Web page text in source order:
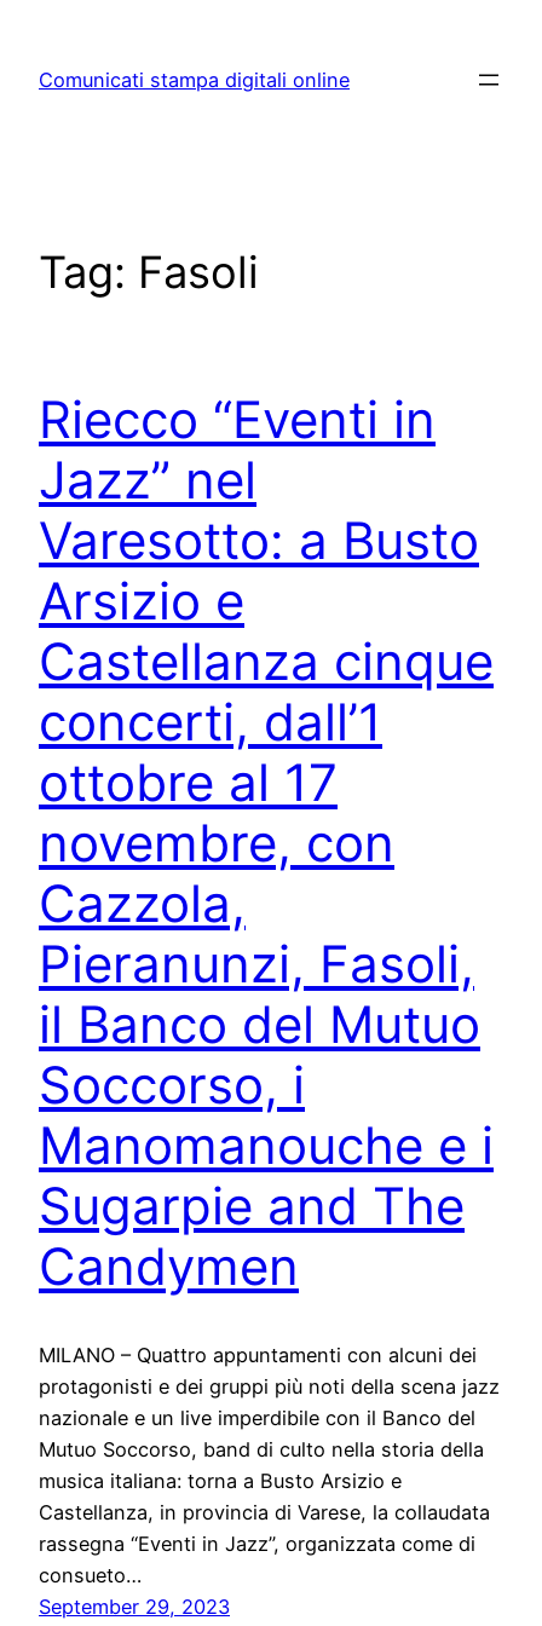
content
Comunicati stampa digitali online
Tag: Fasoli
Riecco “Eventi in
Jazz” nel
Varesotto: a Busto
Arsizio e
Castellanza cinque
concerti, dall’1
ottobre al 17
novembre, con
Cazzola,
Pieranunzi, Fasoli,
il Banco del Mutuo
Soccorso, i
Manomanouche e i
Sugarpie and The
Candymen
MILANO – Quattro appuntamenti con alcuni dei
protagonisti e dei gruppi più noti della scena jazz
nazionale e un live imperdibile con il Banco del
Mutuo Soccorso, band di culto nella storia della
musica italiana: torna a Busto Arsizio e
Castellanza, in provincia di Varese, la collaudata
rassegna “Eventi in Jazz”, organizzata come di
consueto…
September 29, 2023